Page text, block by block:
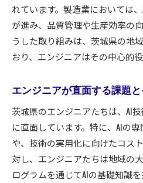
れています。製造業においては
が進み、品質管理や生産効率の
うした取り組みは、茨城県の地
おり、エンジニアはその中心的
エンジニアが直面する課題
茨城県のエンジニアたちは、AI
に直面しています。特に、AIの
や、技術の実用化に向けたコス
対し、エンジニアたちは地域の
ログラムを通じてAIの基礎知識